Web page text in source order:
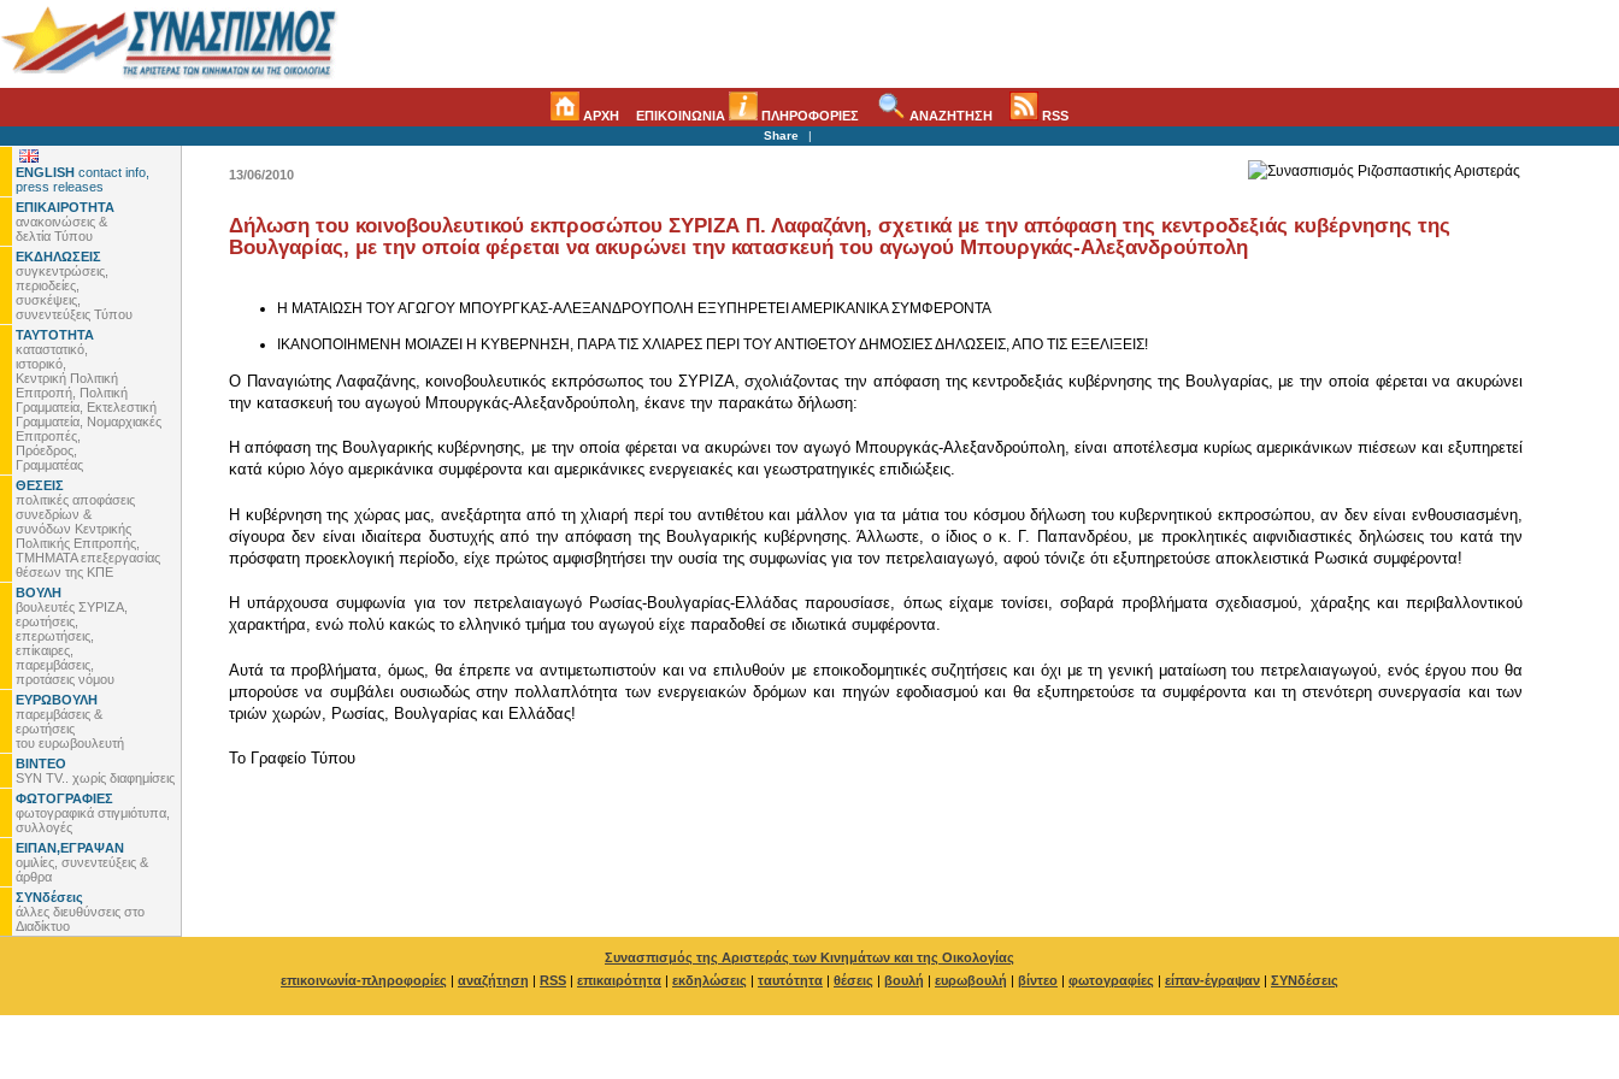
ΑΡΧΗ ΕΠΙΚΟΙΝΩΝΙΑ ΠΛΗΡΟΦΟΡΙΕΣ ΑΝΑΖΗΤΗΣΗ RSS
Share |
ENGLISH contact info,
press releases
ΕΠΙΚΑΙΡΟΤΗΤΑ
ανακοινώσεις &
δελτία Τύπου
ΕΚΔΗΛΩΣΕΙΣ
συγκεντρώσεις,
περιοδείες,
συσκέψεις,
συνεντεύξεις Τύπου
ΤΑΥΤΟΤΗΤΑ
καταστατικό,
ιστορικό,
Κεντρική Πολιτική
Επιτροπή, Πολιτική
Γραμματεία, Εκτελεστική
Γραμματεία, Νομαρχιακές
Επιτροπές,
Πρόεδρος,
Γραμματέας
ΘΕΣΕΙΣ
πολιτικές αποφάσεις
συνεδρίων &
συνόδων Κεντρικής
Πολιτικής Επιτροπής,
ΤΜΗΜΑΤΑ επεξεργασίας
θέσεων της ΚΠΕ
ΒΟΥΛΗ
βουλευτές ΣΥΡΙΖΑ,
ερωτήσεις,
επερωτήσεις,
επίκαιρες,
παρεμβάσεις,
προτάσεις νόμου
ΕΥΡΩΒΟΥΛΗ
παρεμβάσεις &
ερωτήσεις
του ευρωβουλευτή
ΒΙΝΤΕΟ
SYN TV.. χωρίς διαφημίσεις
ΦΩΤΟΓΡΑΦΙΕΣ
φωτογραφικά στιγμιότυπα,
συλλογές
ΕΙΠΑΝ,ΕΓΡΑΨΑΝ
ομιλίες, συνεντεύξεις &
άρθρα
ΣΥΝδέσεις
άλλες διευθύνσεις στο
Διαδίκτυο
13/06/2010
Δήλωση του κοινοβουλευτικού εκπροσώπου ΣΥΡΙΖΑ Π. Λαφαζάνη, σχετικά με την απόφαση της κεντροδεξιάς κυβέρνησης της
Βουλγαρίας, με την οποία φέρεται να ακυρώνει την κατασκευή του αγωγού Μπουργκάς-Αλεξανδρούπολη
Η ΜΑΤΑΙΩΣΗ ΤΟΥ ΑΓΩΓΟΥ ΜΠΟΥΡΓΚΑΣ-ΑΛΕΞΑΝΔΡΟΥΠΟΛΗ ΕΞΥΠΗΡΕΤΕΙ ΑΜΕΡΙΚΑΝΙΚΑ ΣΥΜΦΕΡΟΝΤΑ
ΙΚΑΝΟΠΟΙΗΜΕΝΗ ΜΟΙΑΖΕΙ Η ΚΥΒΕΡΝΗΣΗ, ΠΑΡΑ ΤΙΣ ΧΛΙΑΡΕΣ ΠΕΡΙ ΤΟΥ ΑΝΤΙΘΕΤΟΥ ΔΗΜΟΣΙΕΣ ΔΗΛΩΣΕΙΣ, ΑΠΟ ΤΙΣ ΕΞΕΛΙΞΕΙΣ!
Ο Παναγιώτης Λαφαζάνης, κοινοβουλευτικός εκπρόσωπος του ΣΥΡΙΖΑ, σχολιάζοντας την απόφαση της κεντροδεξιάς κυβέρνησης της Βουλγαρίας, με την οποία φέρεται να ακυρώνει
την κατασκευή του αγωγού Μπουργκάς-Αλεξανδρούπολη, έκανε την παρακάτω δήλωση:
Η απόφαση της Βουλγαρικής κυβέρνησης, με την οποία φέρεται να ακυρώνει τον αγωγό Μπουργκάς-Αλεξανδρούπολη, είναι αποτέλεσμα κυρίως αμερικάνικων πιέσεων και εξυπηρετεί
κατά κύριο λόγο αμερικάνικα συμφέροντα και αμερικάνικες ενεργειακές και γεωστρατηγικές επιδιώξεις.
Η κυβέρνηση της χώρας μας, ανεξάρτητα από τη χλιαρή περί του αντιθέτου και μάλλον για τα μάτια του κόσμου δήλωση του κυβερνητικού εκπροσώπου, αν δεν είναι ενθουσιασμένη,
σίγουρα δεν είναι ιδιαίτερα δυστυχής από την απόφαση της Βουλγαρικής κυβέρνησης. Άλλωστε, ο ίδιος ο κ. Γ. Παπανδρέου, με προκλητικές αιφνιδιαστικές δηλώσεις του κατά την
πρόσφατη προεκλογική περίοδο, είχε πρώτος αμφισβητήσει την ουσία της συμφωνίας για τον πετρελαιαγωγό, αφού τόνιζε ότι εξυπηρετούσε αποκλειστικά Ρωσικά συμφέροντα!
Η υπάρχουσα συμφωνία για τον πετρελαιαγωγό Ρωσίας-Βουλγαρίας-Ελλάδας παρουσίασε, όπως είχαμε τονίσει, σοβαρά προβλήματα σχεδιασμού, χάραξης και περιβαλλοντικού
χαρακτήρα, ενώ πολύ κακώς το ελληνικό τμήμα του αγωγού είχε παραδοθεί σε ιδιωτικά συμφέροντα.
Αυτά τα προβλήματα, όμως, θα έπρεπε να αντιμετωπιστούν και να επιλυθούν με εποικοδομητικές συζητήσεις και όχι με τη γενική ματαίωση του πετρελαιαγωγού, ενός έργου που θα
μπορούσε να συμβάλει ουσιωδώς στην πολλαπλότητα των ενεργειακών δρόμων και πηγών εφοδιασμού και θα εξυπηρετούσε τα συμφέροντα και τη στενότερη συνεργασία και των
τριών χωρών, Ρωσίας, Βουλγαρίας και Ελλάδας!
To Γραφείο Τύπου
Συνασπισμός της Αριστεράς των Κινημάτων και της Οικολογίας
επικοινωνία-πληροφορίες | αναζήτηση | RSS | επικαιρότητα | εκδηλώσεις | ταυτότητα | θέσεις | βουλή | ευρωβουλή | βίντεο | φωτογραφίες | είπαν-έγραψαν | ΣΥΝδέσεις